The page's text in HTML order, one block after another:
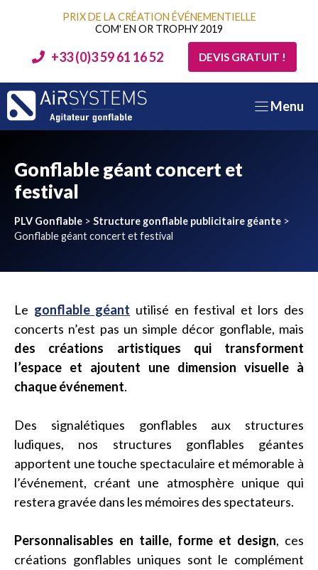
contenu
PRIX DE LA CRÉATION ÉVÉNEMENTIELLE
COM' EN OR TROPHY 2019
+33 (0)3 59 61 16 52 DEVIS GRATUIT !
Menu
Gonflable géant concert et
festival
PLV Gonflable > Structure gonflable publicitaire géante >
Gonflable géant concert et festival
Le gonflable géant utilisé en festival et lors des
concerts n’est pas un simple décor gonflable, mais
des créations artistiques qui transforment
l’espace et ajoutent une dimension visuelle à
chaque événement.
Des signalétiques gonflables aux structures
ludiques, nos structures gonflables géantes
apportent une touche spectaculaire et mémorable à
l’événement, créant une atmosphère unique qui
restera gravée dans les mémoires des spectateurs.
Personnalisables en taille, forme et design, ces
créations gonflables uniques sont le complément